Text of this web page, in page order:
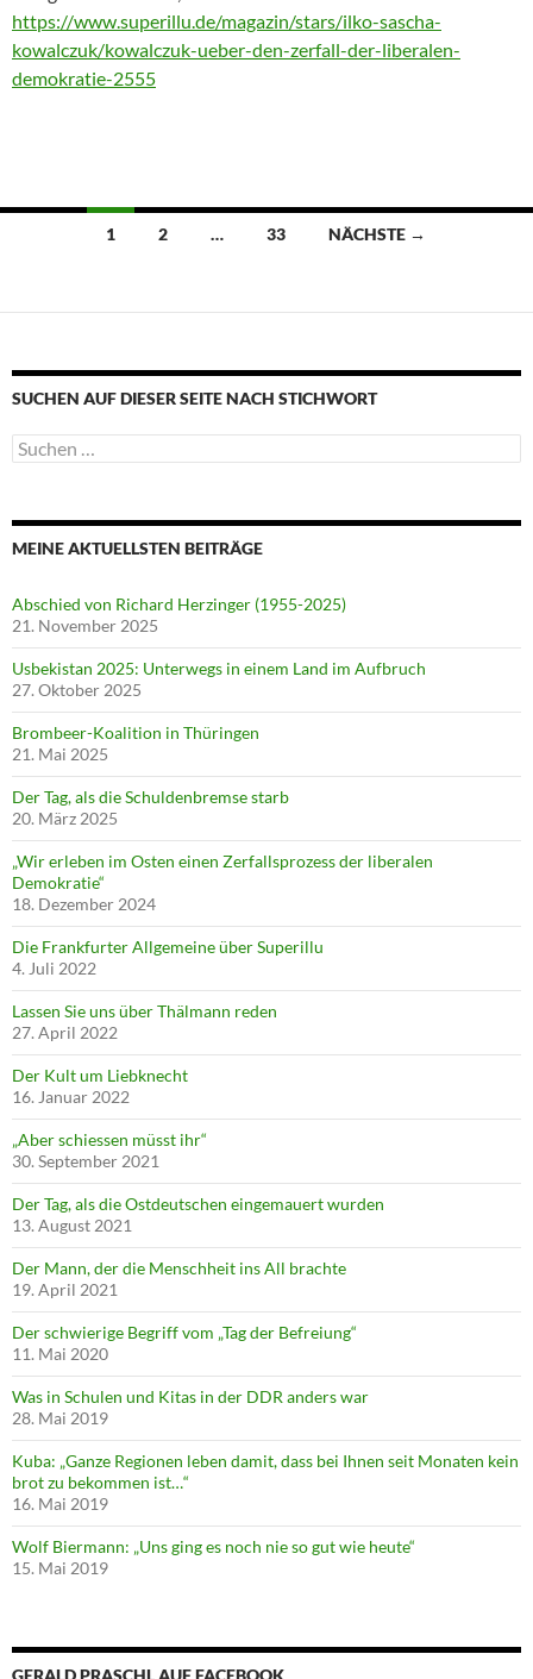
https://www.superillu.de/magazin/stars/ilko-sascha-
kowalczuk/kowalczuk-ueber-den-zerfall-der-liberalen-
demokratie-2555
Beitragsnavigation
1 2 … 33 NÄCHSTE →
SUCHEN AUF DIESER SEITE NACH STICHWORT
Suche
nach:
MEINE AKTUELLSTEN BEITRÄGE
Abschied von Richard Herzinger (1955-2025)
21. November 2025
Usbekistan 2025: Unterwegs in einem Land im Aufbruch
27. Oktober 2025
Brombeer-Koalition in Thüringen
21. Mai 2025
Der Tag, als die Schuldenbremse starb
20. März 2025
„Wir erleben im Osten einen Zerfallsprozess der liberalen
Demokratie“
18. Dezember 2024
Die Frankfurter Allgemeine über Superillu
4. Juli 2022
Lassen Sie uns über Thälmann reden
27. April 2022
Der Kult um Liebknecht
16. Januar 2022
„Aber schiessen müsst ihr“
30. September 2021
Der Tag, als die Ostdeutschen eingemauert wurden
13. August 2021
Der Mann, der die Menschheit ins All brachte
19. April 2021
Der schwierige Begriff vom „Tag der Befreiung“
11. Mai 2020
Was in Schulen und Kitas in der DDR anders war
28. Mai 2019
Kuba: „Ganze Regionen leben damit, dass bei Ihnen seit Monaten kein
brot zu bekommen ist…“
16. Mai 2019
Wolf Biermann: „Uns ging es noch nie so gut wie heute“
15. Mai 2019
GERALD PRASCHL AUF FACEBOOK